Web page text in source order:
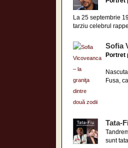
La 25 septembrie
tarziu celebrul
Sofia
Portret
Fusa,
Tata-
sunt